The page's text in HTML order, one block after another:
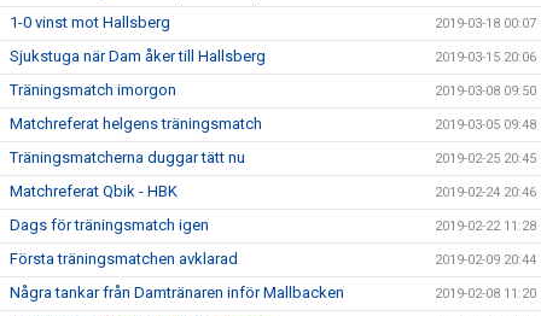
1-0 vinst mot Hallsberg 2019-03-18 00:07
Sjukstuga när Dam åker till Hallsberg 2019-03-15 20:06
Träningsmatch imorgon 2019-03-08 09:50
Matchreferat helgens träningsmatch 2019-03-05 09:48
Träningsmatcherna duggar tätt nu 2019-02-25 20:45
Matchreferat Qbik - HBK 2019-02-24 20:46
Dags för träningsmatch igen 2019-02-22 11:28
Första träningsmatchen avklarad 2019-02-09 20:44
Några tankar från Damtränaren inför Mallbacken 2019-02-08 11:20